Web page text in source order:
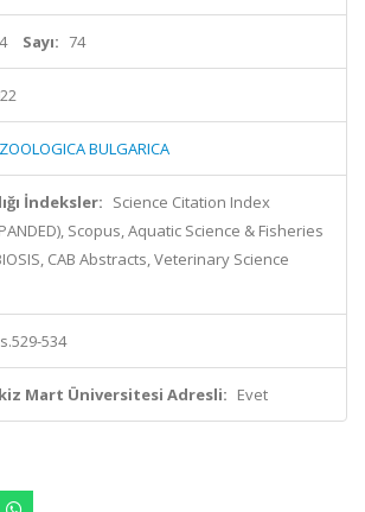
Sayı: 74
BULGARICA
İndeksler: Science Citation Index
Scopus, Aquatic Science & Fisheries
CAB Abstracts, Veterinary Science
534
Mart Üniversitesi Adresli: Evet